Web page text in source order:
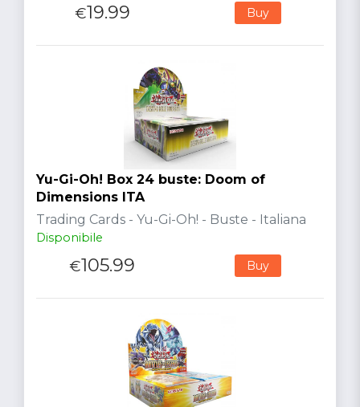
€19.99 Buy
Yu-Gi-Oh! Box 24 buste: Doom of
Dimensions ITA
Trading Cards - Yu-Gi-Oh! - Buste - Italiana
Disponibile
€105.99 Buy